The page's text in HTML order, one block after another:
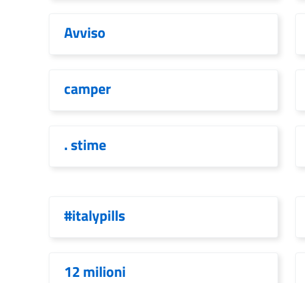
Avviso
camper
. stime
#italypills
12 milioni